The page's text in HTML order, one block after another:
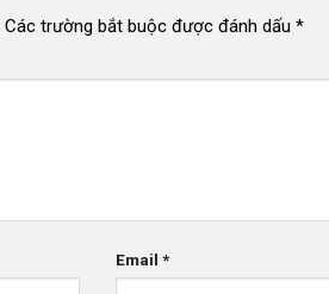
Các trường bắt buộc được đánh dấu *
Email*